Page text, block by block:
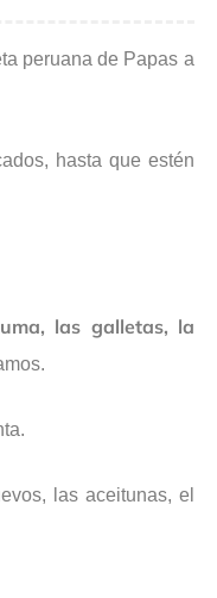
peruana de Papas a
hasta que estén
las galletas, la
las aceitunas, el